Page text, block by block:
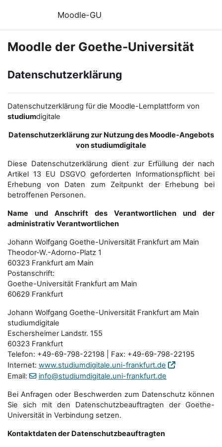
Moodle-GU
Moodle der Goethe-Universität
Datenschutzerklärung
Datenschutzerklärung für die Moodle-Lernplattform von
studiumdigitale
Datenschutzerklärung zur Nutzung des Moodle-Angebots
von studiumdigitale
Diese Datenschutzerklärung dient zur Erfüllung der nach
Artikel 13 EU DSGVO geforderten Informationspflicht bei
Erhebung von Daten zum Zeitpunkt der Erhebung bei
betroffenen Personen.
Name und Anschrift des Verantwortlichen und der
administrativ Verantwortlichen
Johann Wolfgang Goethe-Universität Frankfurt am Main
Theodor-W.-Adorno-Platz 1
60323 Frankfurt am Main
Postanschrift:
Goethe-Universität Frankfurt am Main
60629 Frankfurt
Johann Wolfgang Goethe-Universität Frankfurt am Main
studiumdigitale
Eschersheimer Landstr. 155
60323 Frankfurt
Telefon: +49-69-798-22198 | Fax: +49-69-798-22195
Internet: www.studiumdigitale.uni-frankfurt.de
Email:
info@studiumdigitale.uni-frankfurt.de
Bei Anfragen oder Beschwerden zum Datenschutz können
Sie sich mit den Datenschutz­beauftragten der Goethe-
Universität in Verbindung setzen.
Kontaktdaten der Datenschutzbeauftragten